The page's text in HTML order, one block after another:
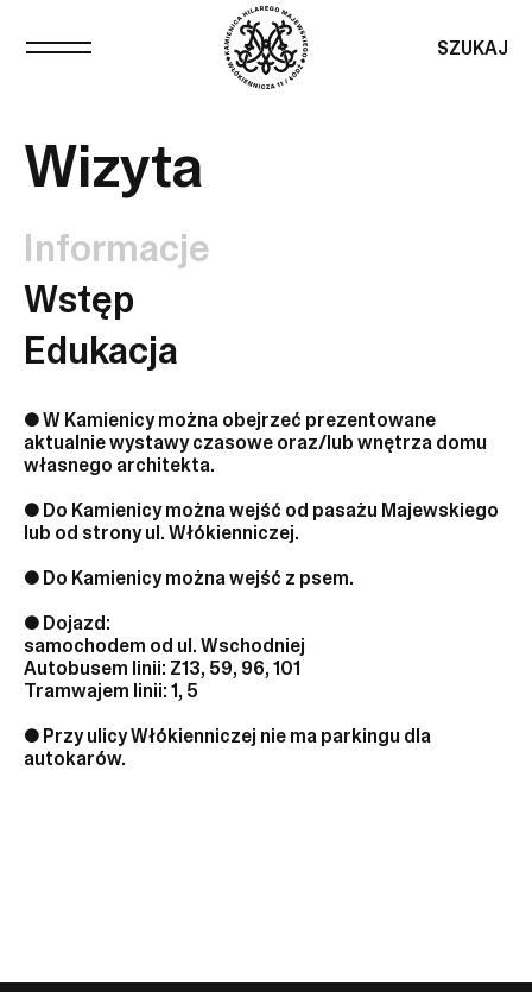
SZUKAJ
Wizyta
Informacje
Wstęp
Edukacja
● W Kamienicy można obejrzeć prezentowane
aktualnie wystawy czasowe oraz/lub wnętrza domu
własnego architekta.
● Do Kamienicy można wejść od pasażu Majewskiego
lub od strony ul. Włókienniczej.
● Do Kamienicy można wejść z psem.
● Dojazd:
samochodem od ul. Wschodniej
Autobusem linii: Z13, 59, 96, 101
Tramwajem linii: 1, 5
● Przy ulicy Włókienniczej nie ma parkingu dla
autokarów.